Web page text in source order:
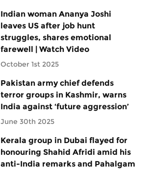
Indian woman Ananya Joshi
leaves US after job hunt
struggles, shares emotional
farewell | Watch Video
October 1st 2025
Pakistan army chief defends
terror groups in Kashmir, warns
India against ‘future aggression’
June 30th 2025
Kerala group in Dubai flayed for
honouring Shahid Afridi amid his
anti-India remarks and Pahalgam